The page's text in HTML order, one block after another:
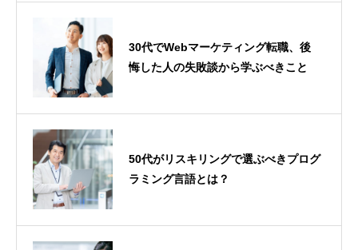
30代でWebマーケティング転職、後
悔した人の失敗談から学ぶべきこと
50代がリスキリングで選ぶべきプログ
ラミング言語とは？